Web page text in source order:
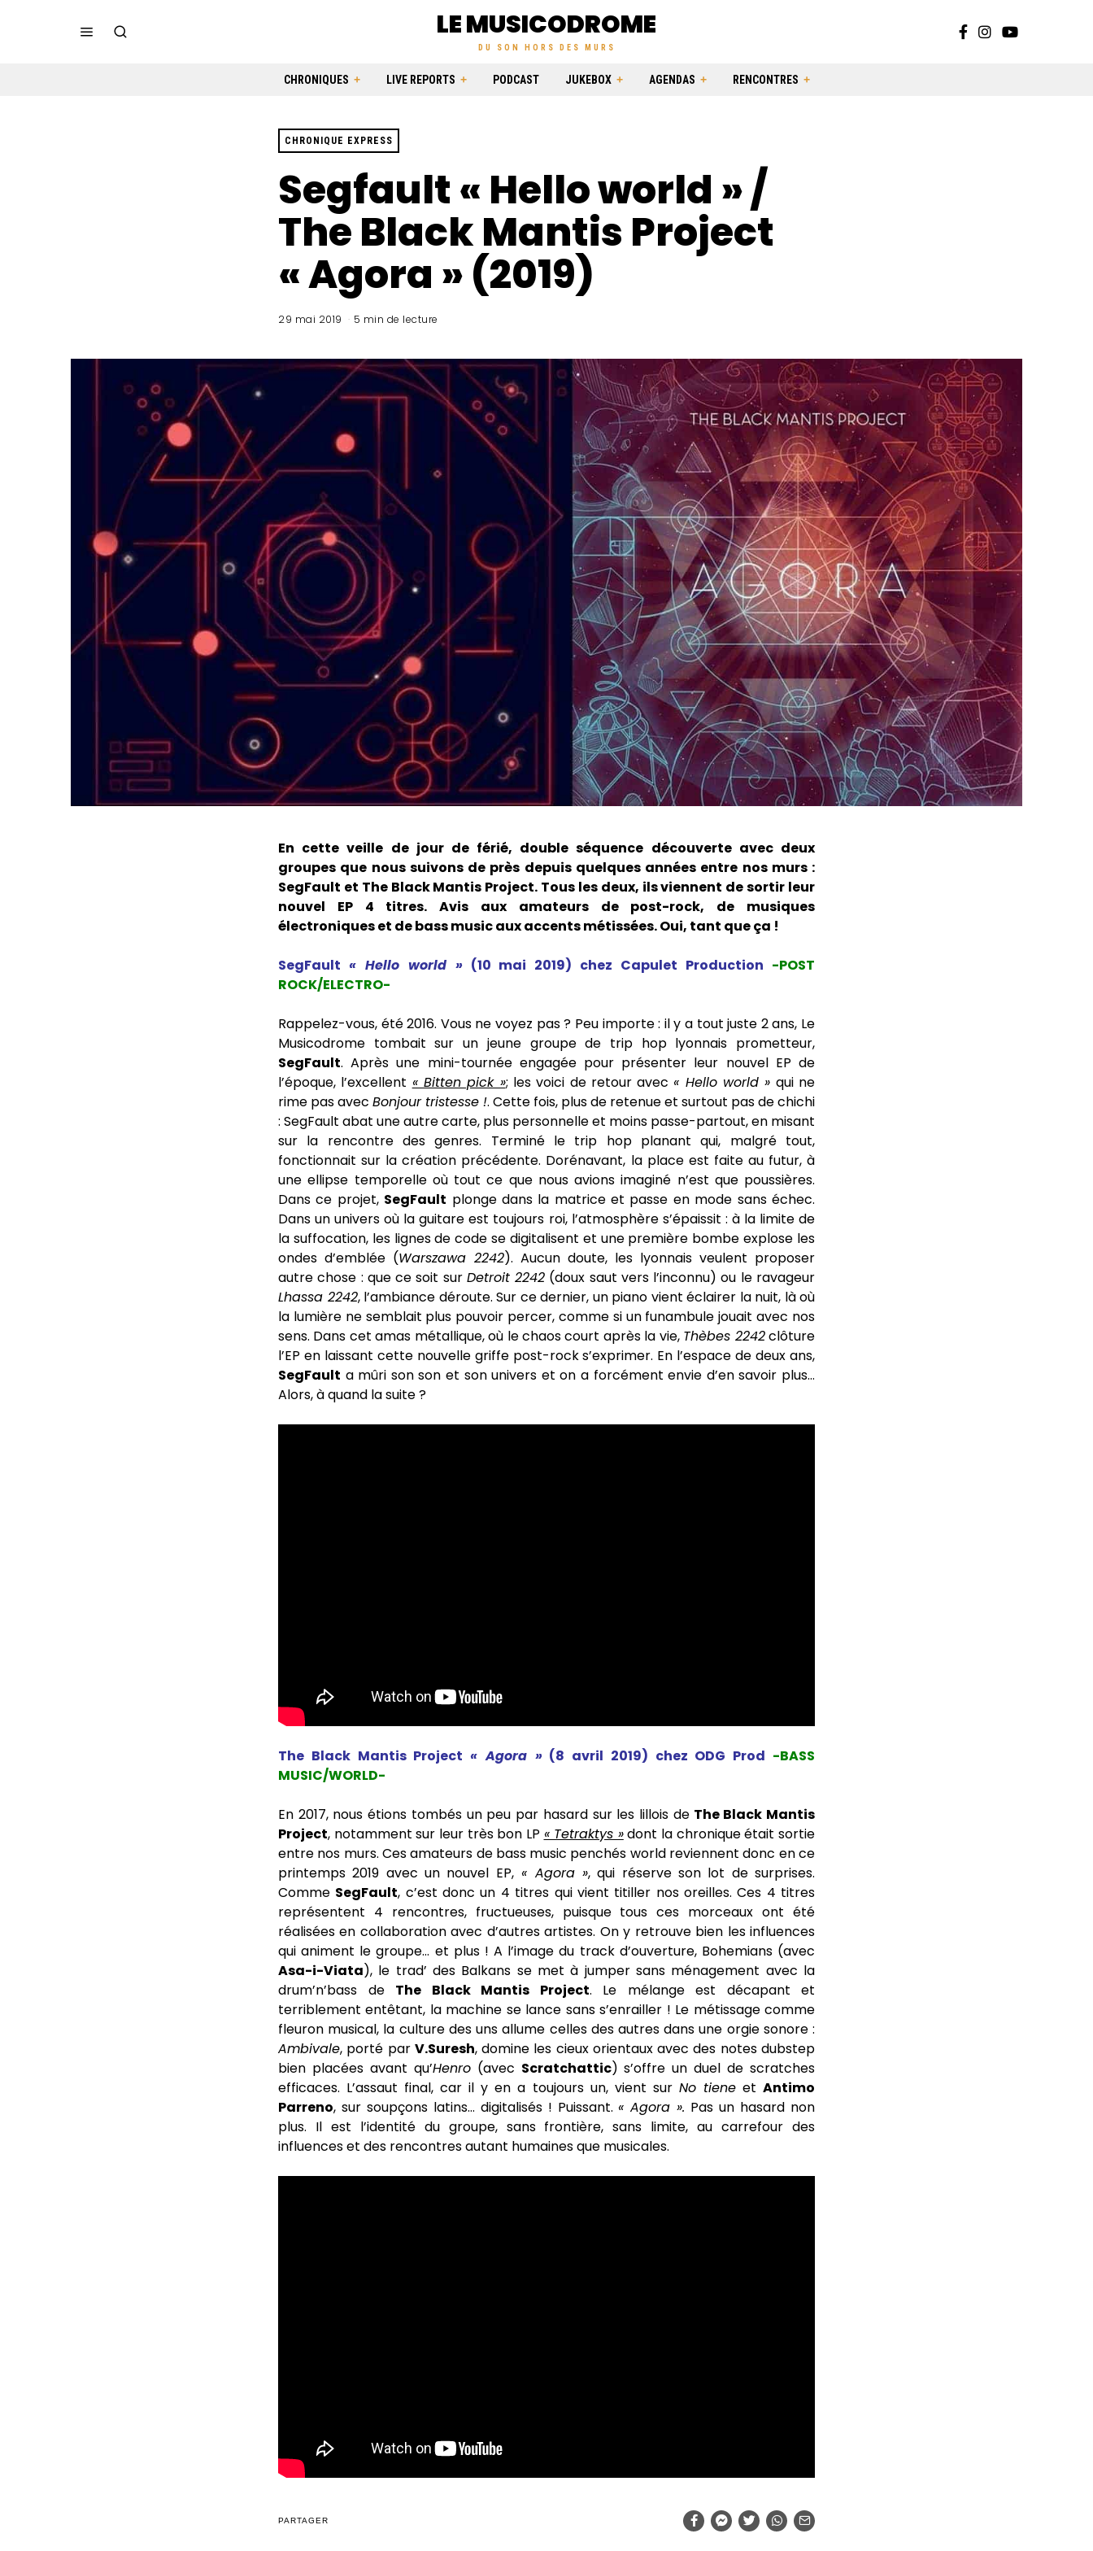
LE MUSICODROME
DU SON HORS DES MURS
CHRONIQUES LIVE REPORTS PODCAST JUKEBOX AGENDAS RENCONTRES
CHRONIQUE EXPRESS
Segfault « Hello world » /
The Black Mantis Project
« Agora » (2019)
29 mai 2019 5 min de lecture
En cette veille de jour de férié, double séquence découverte avec deux
groupes que nous suivons de près depuis quelques années entre nos murs :
SegFault et The Black Mantis Project. Tous les deux, ils viennent de sortir leur
nouvel EP 4 titres. Avis aux amateurs de post-rock, de musiques
électroniques et de bass music aux accents métissées. Oui, tant que ça !
SegFault « Hello world »(10 mai 2019) chez Capulet Production -POST
ROCK/ELECTRO-
Rappelez-vous, été 2016. Vous ne voyez pas ? Peu importe : il y a tout juste 2 ans, Le
Musicodrome tombait sur un jeune groupe de trip hop lyonnais prometteur,
SegFault. Après une mini-tournée engagée pour présenter leur nouvel EP de
l’époque, l’excellent « Bitten pick »; les voici de retour avec« Hello world » qui ne
rime pas avec Bonjour tristesse !. Cette fois, plus de retenue et surtout pas de chichi
: SegFault abat une autre carte, plus personnelle et moins passe-partout, en misant
sur la rencontre des genres. Terminé le trip hop planant qui, malgré tout,
fonctionnait sur la création précédente. Dorénavant, la place est faite au futur, à
une ellipse temporelle où tout ce que nous avions imaginé n’est que poussières.
Dans ce projet, SegFault plonge dans la matrice et passe en mode sans échec.
Dans un univers où la guitare est toujours roi, l’atmosphère s’épaissit : à la limite de
la suffocation, les lignes de code se digitalisent et une première bombe explose les
ondes d’emblée (Warszawa 2242). Aucun doute, les lyonnais veulent proposer
autre chose : que ce soit sur Detroit 2242 (doux saut vers l’inconnu) ou le ravageur
Lhassa 2242, l’ambiance déroute. Sur ce dernier, un piano vient éclairer la nuit, là où
la lumière ne semblait plus pouvoir percer, comme si un funambule jouait avec nos
sens. Dans cet amas métallique, où le chaos court après la vie, Thèbes 2242clôture
l’EP en laissant cette nouvelle griffe post-rock s’exprimer. En l’espace de deux ans,
SegFault a mûri son son et son univers et on a forcément envie d’en savoir plus…
Alors, à quand la suite ?
The Black Mantis Project« Agora »(8 avril 2019) chez ODG Prod -BASS
MUSIC/WORLD-
En 2017, nous étions tombés un peu par hasard sur les lillois deThe Black Mantis
Project, notamment sur leur très bon LP « Tetraktys »dont la chronique était sortie
entre nos murs. Ces amateurs de bass music penchés world reviennent donc en ce
printemps 2019 avec un nouvel EP,« Agora », qui réserve son lot de surprises.
Comme SegFault, c’est donc un 4 titres qui vient titiller nos oreilles. Ces 4 titres
représentent 4 rencontres, fructueuses, puisque tous ces morceaux ont été
réalisées en collaboration avec d’autres artistes. On y retrouve bien les influences
qui animent le groupe… et plus ! A l’image du track d’ouverture, Bohemians (avec
Asa-i-Viata), le trad’ des Balkans se met à jumper sans ménagement avec la
drum’n’bass de The Black Mantis Project. Le mélange est décapant et
terriblement entêtant, la machine se lance sans s’enrailler ! Le métissage comme
fleuron musical, la culture des uns allume celles des autres dans une orgie sonore :
Ambivale, porté par V.Suresh, domine les cieux orientaux avec des notes dubstep
bien placées avant qu’Henro(avec Scratchattic) s’offre un duel de scratches
efficaces. L’assaut final, car il y en a toujours un, vient sur No tieneetAntimo
Parreno, sur soupçons latins… digitalisés ! Puissant.« Agora ». Pas un hasard non
plus. Il est l’identité du groupe, sans frontière, sans limite, au carrefour des
influences et des rencontres autant humaines que musicales.
PARTAGER